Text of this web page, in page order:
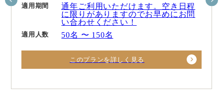
適用期間
通年ご利用いただけます。空き日程
に限りがありますのでお早めにお問
い合わせください！
適用人数 50名 〜 150名
このプランを詳しく見る